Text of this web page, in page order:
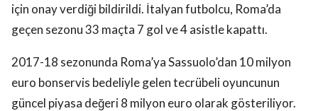
için onay verdiği bildirildi. İtalyan futbolcu, Roma’da
geçen sezonu 33 maçta 7 gol ve 4 asistle kapattı.
2017-18 sezonunda Roma’ya Sassuolo’dan 10 milyon
euro bonservis bedeliyle gelen tecrübeli oyuncunun
güncel piyasa değeri 8 milyon euro olarak gösteriliyor.